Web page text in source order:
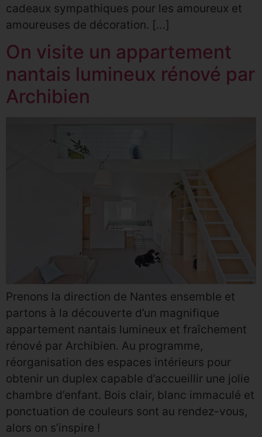
cadeaux sympathiques pour les amoureux et
amoureuses de décoration. […]
On visite un appartement
nantais lumineux rénové par
Archibien
Prenons la direction de Nantes ensemble et
partons à la découverte d’un magnifique
appartement nantais lumineux et fraîchement
rénové par Archibien. Au programme,
réorganisation des espaces intérieurs pour
obtenir un duplex capable d’accueillir une jolie
chambre d’enfant. Bois clair, blanc immaculé et
ponctuation de couleurs sont au rendez-vous,
alors on s’inspire !